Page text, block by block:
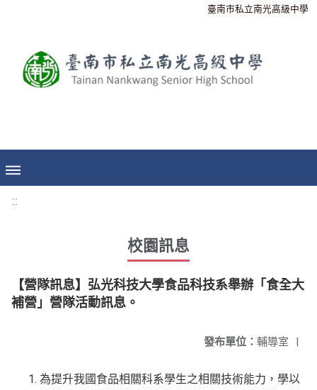
臺南市私立南光高級中學
:::
校園訊息
【營隊訊息】弘光科技大學食品科技系舉辦「食全大
補營」營隊活動訊息。
發布單位： 輔導室 |
為提升我國食品相關科系學生之相關技術能力，學以